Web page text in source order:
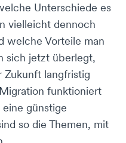
Unterschiede es
vielleicht dennoch
welche Vorteile man
sich jetzt überlegt,
Zukunft langfristig
funktioniert
günstige
so die Themen, mit